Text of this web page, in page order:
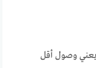
يعني وصول أقل